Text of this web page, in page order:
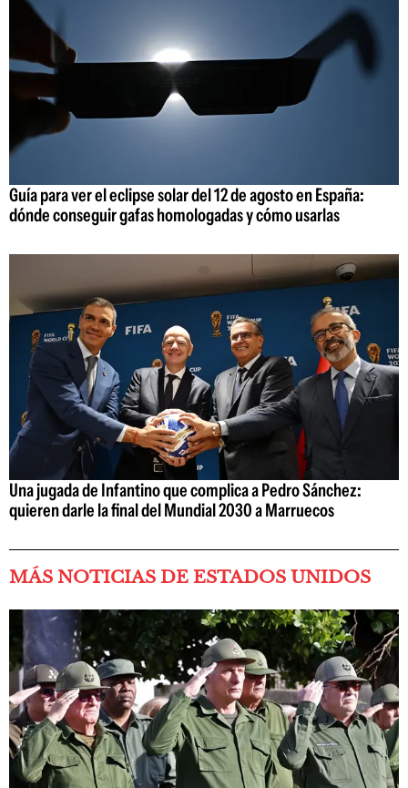
Guía para ver el eclipse solar del 12 de agosto en España:
dónde conseguir gafas homologadas y cómo usarlas
Una jugada de Infantino que complica a Pedro Sánchez:
quieren darle la final del Mundial 2030 a Marruecos
MÁS NOTICIAS DE ESTADOS UNIDOS